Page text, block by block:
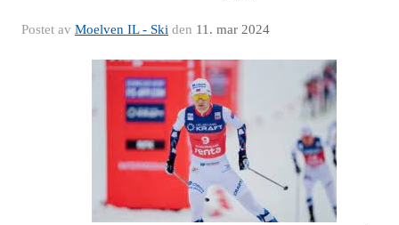
Postet av Moelven IL - Ski den 11. mar 2024